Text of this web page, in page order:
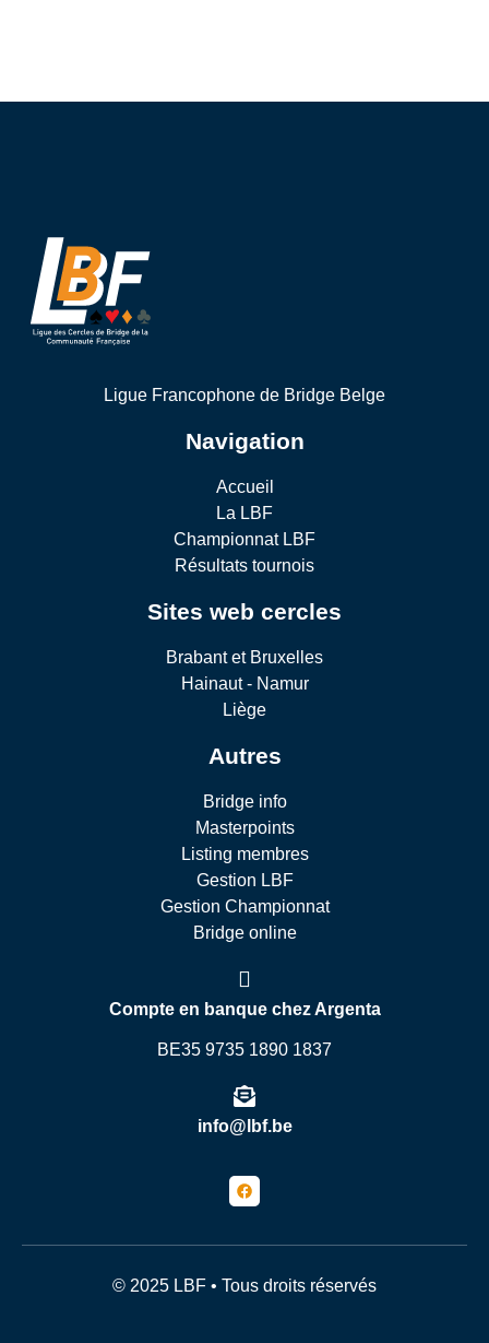
Ligue Francophone de Bridge Belge
Navigation
Accueil
La LBF
Championnat LBF
Résultats tournois
Sites web cercles
Brabant et Bruxelles
Hainaut - Namur
Liège
Autres
Bridge info
Masterpoints
Listing membres
Gestion LBF
Gestion Championnat
Bridge online
Compte en banque chez Argenta
BE35 9735 1890 1837
info@lbf.be
© 2025 LBF • Tous droits réservés